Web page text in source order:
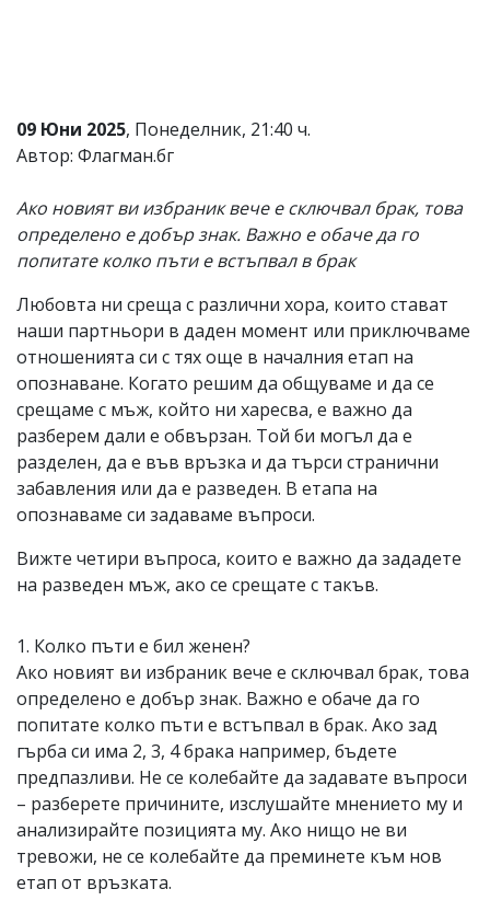
от
читателите
и
не
носи
отговорност
за
Ако
обиден
за
вас
моля
сигнализирайте
ни!
09 Юни 2025, Понеделник, 21:40 ч.
Автор: Флагман.бг
Ако новият ви избраник вече е сключвал брак, това
определено е добър знак. Важно е обаче да го
попитате колко пъти е встъпвал в брак
Любовта ни среща с различни хора, които стават
наши партньори в даден момент или приключваме
отношенията си с тях още в началния етап на
опознаване. Когато решим да общуваме и да се
срещаме с мъж, който ни харесва, е важно да
разберем дали е обвързан. Той би могъл да е
разделен, да е във връзка и да търси странични
забавления или да е разведен. В етапа на
опознаваме си задаваме въпроси.
Вижте четири въпроса, които е важно да зададете
на разведен мъж, ако се срещате с такъв.
1. Колко пъти е бил женен?
Ако новият ви избраник вече е сключвал брак, това
определено е добър знак. Важно е обаче да го
попитате колко пъти е встъпвал в брак. Ако зад
гърба си има 2, 3, 4 брака например, бъдете
предпазливи. Не се колебайте да задавате въпроси
– разберете причините, изслушайте мнението му и
анализирайте позицията му. Ако нищо не ви
тревожи, не се колебайте да преминете към нов
етап от връзката.